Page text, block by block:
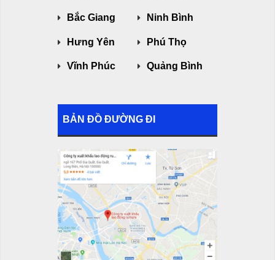
Bắc Giang Ninh Bình
Hưng Yên Phú Thọ
Vĩnh Phúc Quảng Bình
BẢN ĐỒ ĐƯỜNG ĐI